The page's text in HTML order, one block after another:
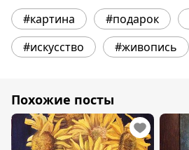
#картина #подарок
#искусство
#живопись
Похожие посты